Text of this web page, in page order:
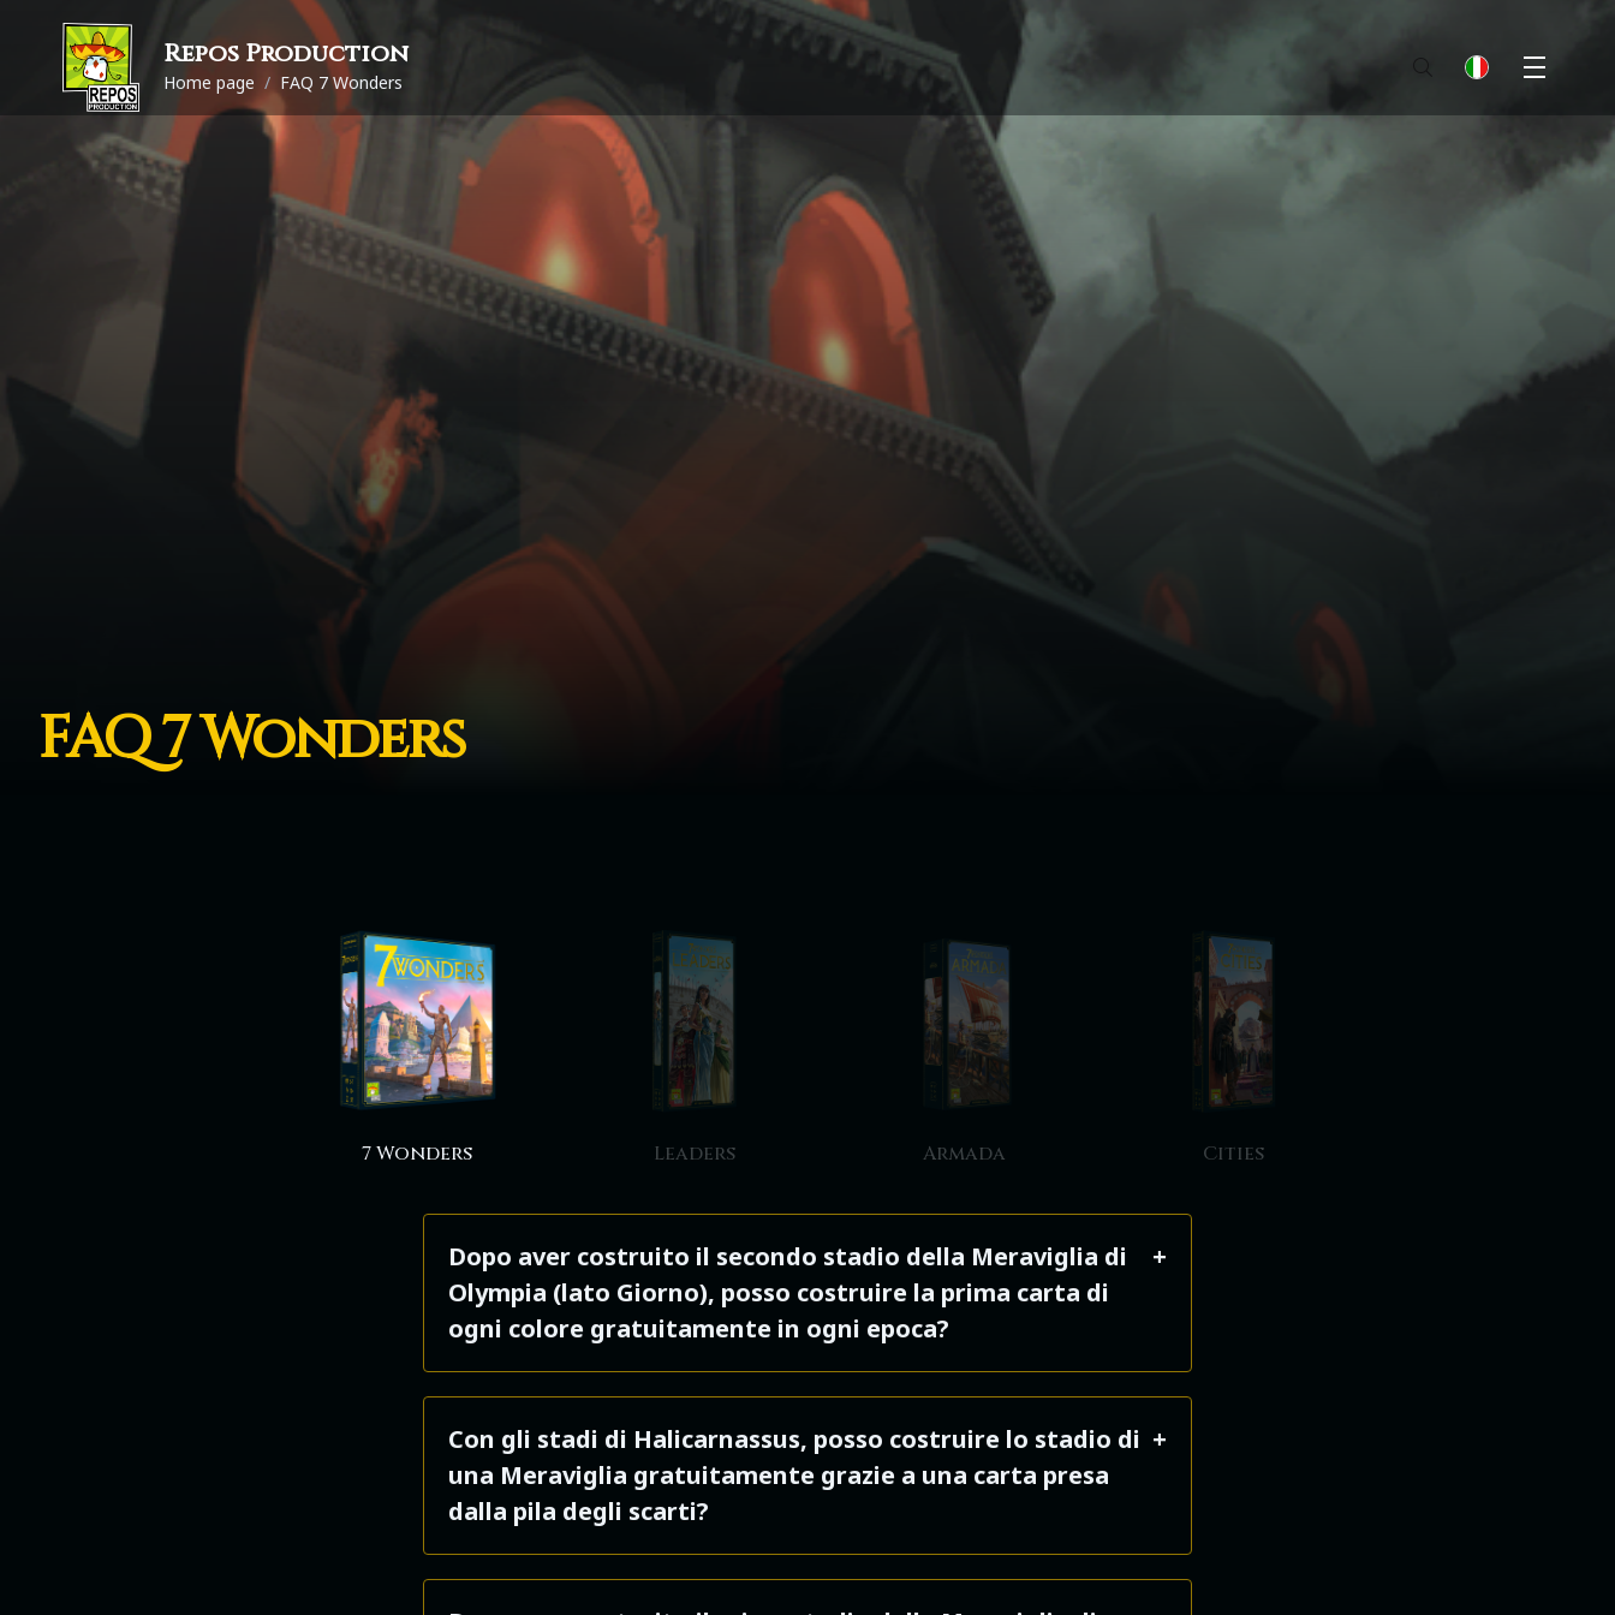
Repos Production
Home page / FAQ 7 Wonders it
FAQ 7 Wonders
7 Wonders Leaders Armada Cities
Dopo aver costruito il secondo stadio della Meraviglia di
Olympia (lato Giorno), posso costruire la prima carta di
ogni colore gratuitamente in ogni epoca?
già nella tua Città è costruita gratuitamente,
indipendentemente dall’Epoca attuale. Se hai già costruito
una carta Blu nella tua città, non puoi usare questo effetto per
Con gli stadi di Halicarnassus, posso costruire lo stadio di
una Meraviglia gratuitamente grazie a una carta presa
dalla pila degli scarti?